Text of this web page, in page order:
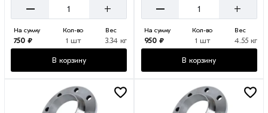
– +
На сумму
750 ₽
Кол-во
1 шт
Вес
3.34 кг
В корзину
– +
На сумму
950 ₽
Кол-во
1 шт
Вес
4.55 кг
В корзину